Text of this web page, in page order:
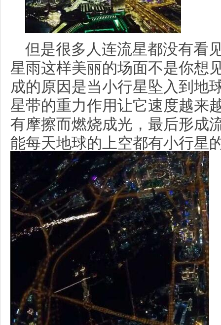
但是很多人连流星都没有看
星雨这样美丽的场面不是你想
成的原因是当小行星坠入到地
星带的重力作用让它速度越来
有摩擦而燃烧成光，最后形成
能每天地球的上空都有小行星